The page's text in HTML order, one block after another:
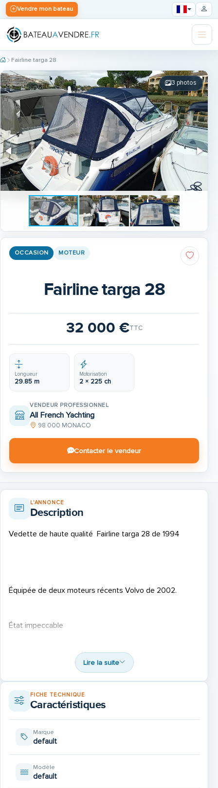
Vendre mon bateau
Fairline targa 28
3 photos
OCCASION MOTEUR
Fairline targa 28
32 000 €TTC
Longueur
29.85 m
Motorisation
2 × 225 ch
VENDEUR PROFESSIONNEL
All French Yachting
98 000 MONACO
Contacter le vendeur
L'ANNONCE
Description
Vedette de haute qualité Fairline targa 28 de 1994
Équipée de deux moteurs récents Volvo de 2002.
État impeccable
Le comportement marin est remarquable, sa carène
large donne une stabilité et franchissement.
Lire la suite
FICHE TECHNIQUE
Caractéristiques
Marque
default
Modèle
default